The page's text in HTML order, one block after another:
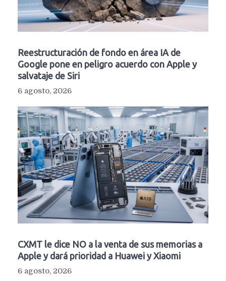
Reestructuración de fondo en área IA de
Google pone en peligro acuerdo con Apple y
salvataje de Siri
6 agosto, 2026
CXMT le dice NO a la venta de sus memorias a
Apple y dará prioridad a Huawei y Xiaomi
6 agosto, 2026